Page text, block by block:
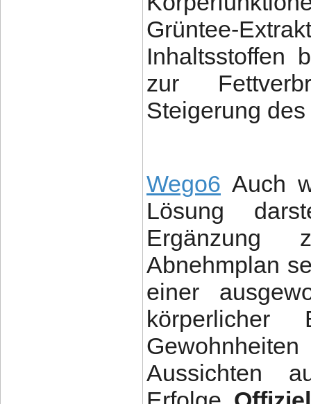
Grüntee-
Inhaltsstoffen
zur
Steigerung
Wego6 Auch
Lösung
Ergänzung
Abnehmplan
einer
körperlicher
Aussichten